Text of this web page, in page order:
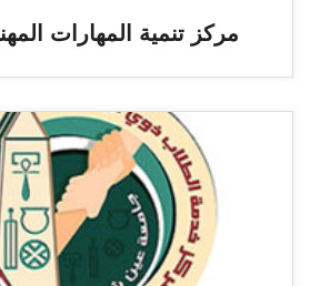
مركز تنمية المهارات